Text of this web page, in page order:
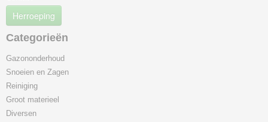
Herroeping
Categorieën
Gazononderhoud
Snoeien en Zagen
Reiniging
Groot materieel
Diversen